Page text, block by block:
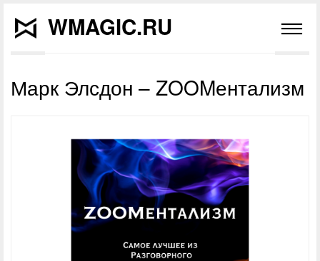
WMAGIC.RU
Марк Элсдон – ZOOMентализм